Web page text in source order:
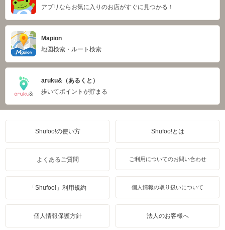
アプリならお気に入りのお店がすぐに見つかる！
Mapion
地図検索・ルート検索
aruku&（あるくと）
歩いてポイントが貯まる
Shufoo!の使い方 Shufoo!とは
よくあるご質問 ご利用についてのお問い合わせ
「Shufoo!」利用規約 個人情報の取り扱いについて
個人情報保護方針 法人のお客様へ